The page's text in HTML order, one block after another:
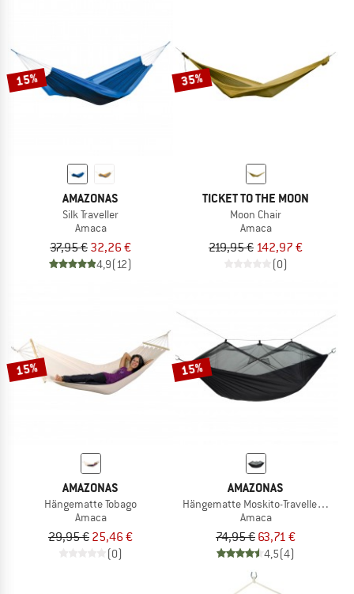
15%
AMAZONAS
Silk Traveller
Amaca
37,95 € 32,26 €
4,9(12)
35%
TICKET TO THE MOON
Moon Chair
Amaca
219,95 € 142,97 €
(0)
15%
AMAZONAS
Hängematte Tobago
Amaca
29,95 € 25,46 €
(0)
15%
AMAZONAS
Hängematte Moskito-Traveller
Amaca
74,95 € 63,71 €
4,5(4)